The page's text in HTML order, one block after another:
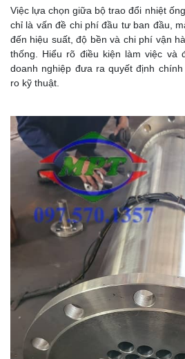
Việc lựa chọn giữa bộ trao đổi nhiệt
chỉ là vấn đề chi phí đầu tư ban đầu,
đến hiệu suất, độ bền và chi phí vận
thống. Hiểu rõ điều kiện làm việc và
doanh nghiệp đưa ra quyết định
ro kỹ thuật.